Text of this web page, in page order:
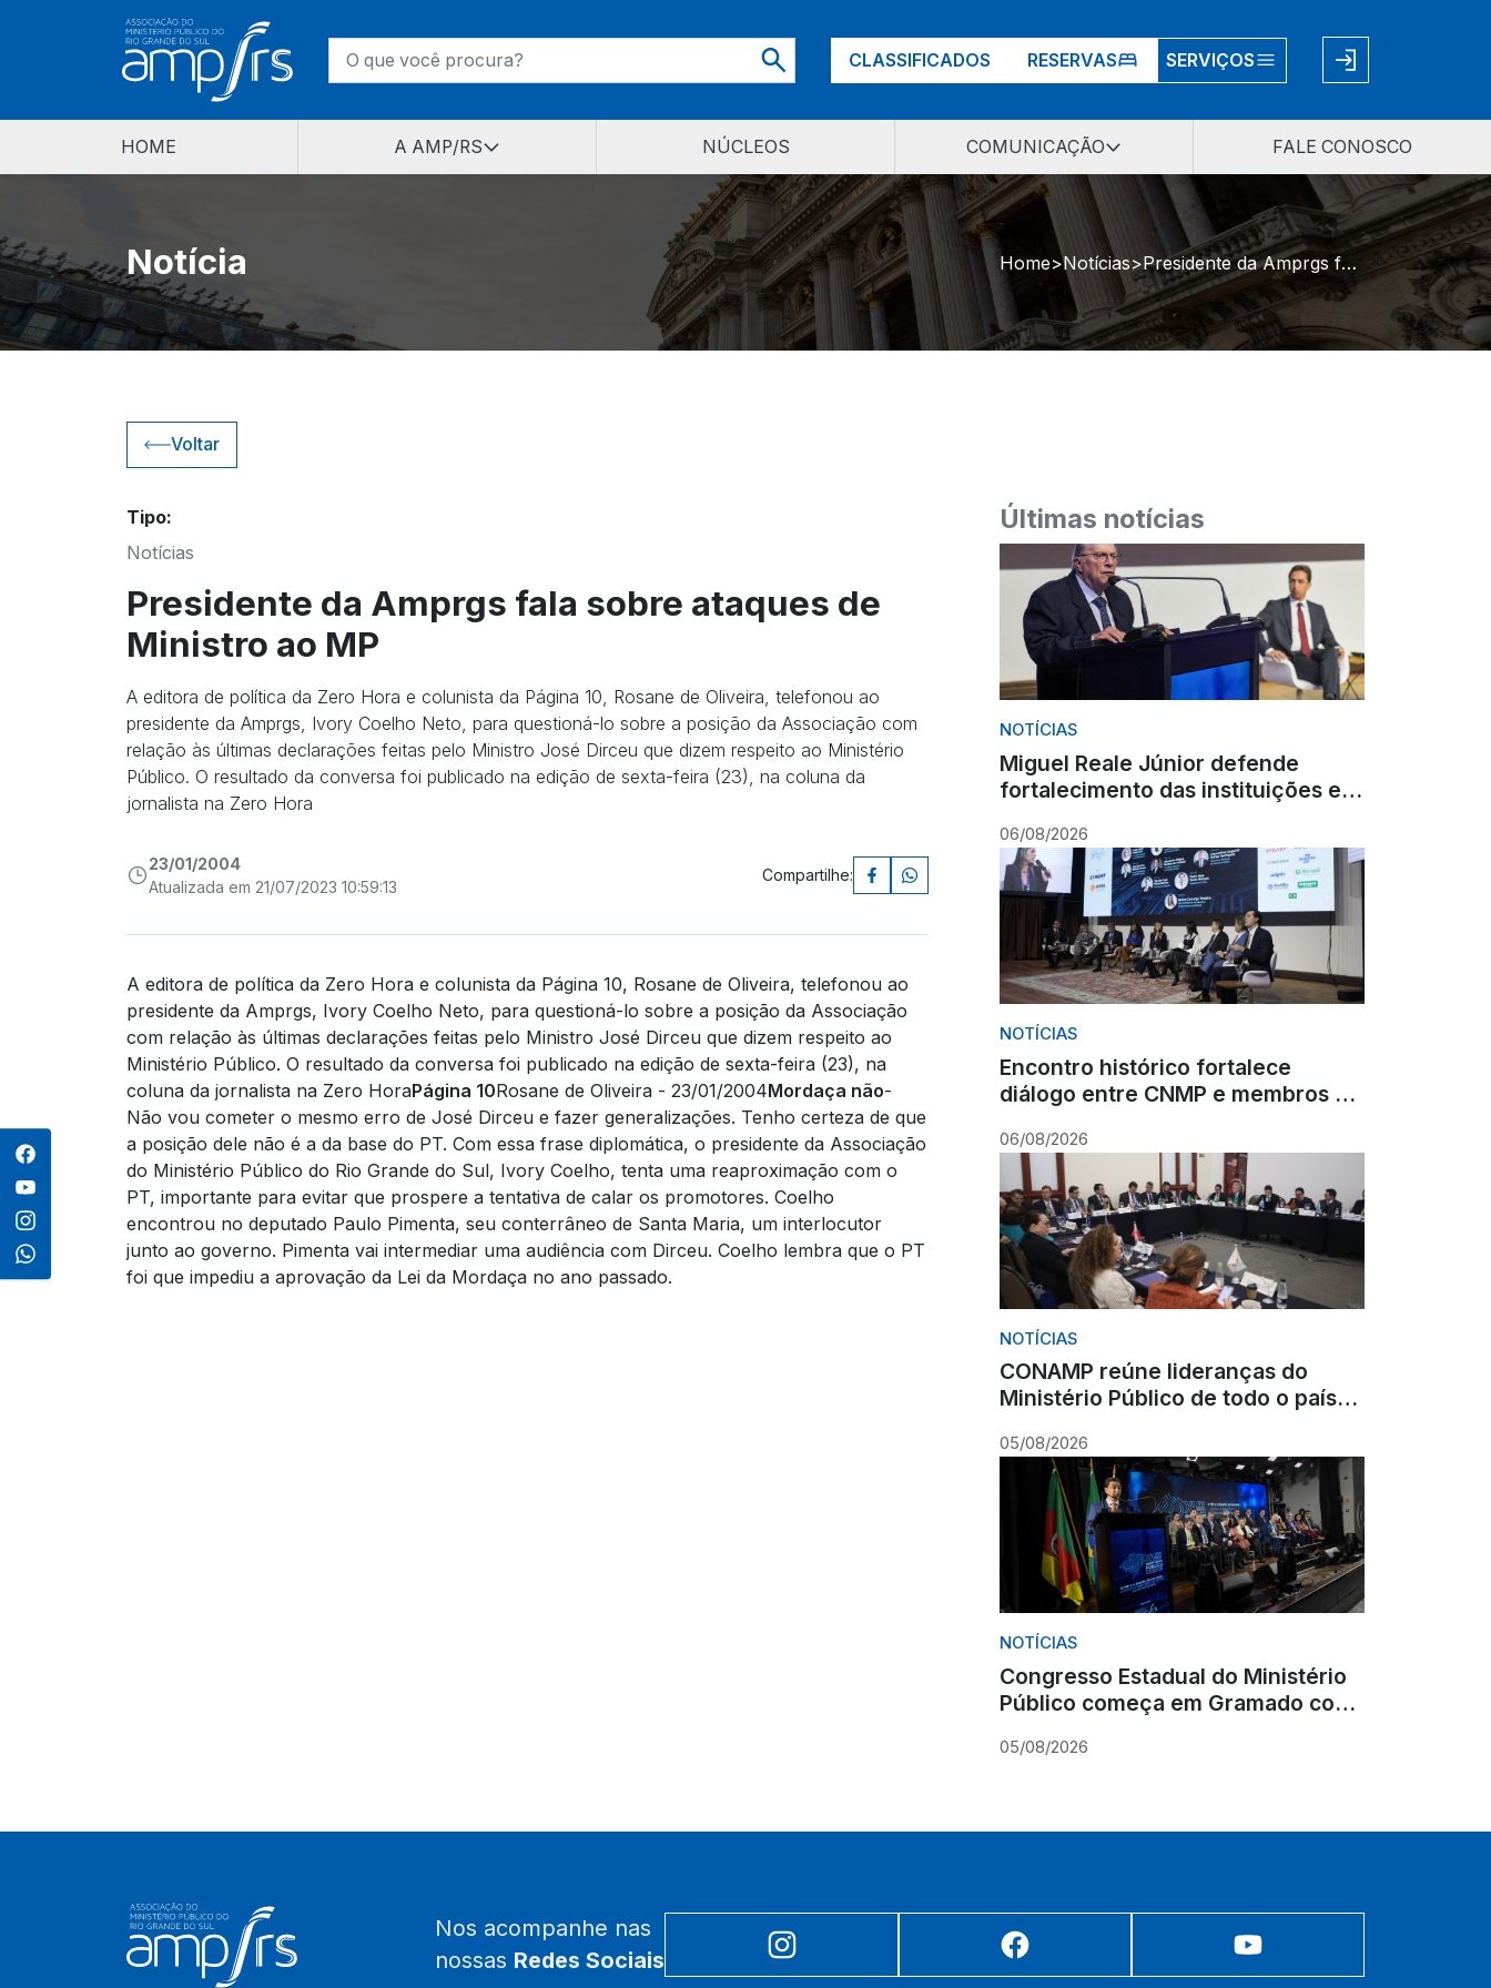
CLASSIFICADOS RESERVAS SERVIÇOS
HOME A AMP/RS NÚCLEOS COMUNICAÇÃO FALE CONOSCO
Notícia Home Notícias Presidente da Amprgs fala sobre ataques de Ministro ao MP
Voltar
Tipo:
Notícias
Presidente da Amprgs fala sobre ataques de
Ministro ao MP
A editora de política da Zero Hora e colunista da Página 10, Rosane de Oliveira, telefonou ao
presidente da Amprgs, Ivory Coelho Neto, para questioná-lo sobre a posição da Associação com
relação às últimas declarações feitas pelo Ministro José Dirceu que dizem respeito ao Ministério
Público. O resultado da conversa foi publicado na edição de sexta-feira (23), na coluna da
jornalista na Zero Hora
23/01/2004
Atualizada em 21/07/2023 10:59:13
Compartilhe:
A editora de política da Zero Hora e colunista da Página 10, Rosane de Oliveira, telefonou ao
presidente da Amprgs, Ivory Coelho Neto, para questioná-lo sobre a posição da Associação
com relação às últimas declarações feitas pelo Ministro José Dirceu que dizem respeito ao
Ministério Público. O resultado da conversa foi publicado na edição de sexta-feira (23), na
coluna da jornalista na Zero HoraPágina 10Rosane de Oliveira - 23/01/2004Mordaça não-
Não vou cometer o mesmo erro de José Dirceu e fazer generalizações. Tenho certeza de que
a posição dele não é a da base do PT. Com essa frase diplomática, o presidente da Associação
do Ministério Público do Rio Grande do Sul, Ivory Coelho, tenta uma reaproximação com o
PT, importante para evitar que prospere a tentativa de calar os promotores. Coelho
encontrou no deputado Paulo Pimenta, seu conterrâneo de Santa Maria, um interlocutor
junto ao governo. Pimenta vai intermediar uma audiência com Dirceu. Coelho lembra que o PT
foi que impediu a aprovação da Lei da Mordaça no ano passado.
Últimas notícias
NOTÍCIAS
Miguel Reale Júnior defende
fortalecimento das instituições e
Ministério Público
06/08/2026
NOTÍCIAS
Encontro histórico fortalece
diálogo entre CNMP e membros do
da carreira
06/08/2026
NOTÍCIAS
CONAMP reúne lideranças do
Ministério Público de todo o país
para fortalecer atuação
institucional
05/08/2026
NOTÍCIAS
Congresso Estadual do Ministério
Público começa em Gramado com
05/08/2026
Nos acompanhe nas
nossas Redes Sociais